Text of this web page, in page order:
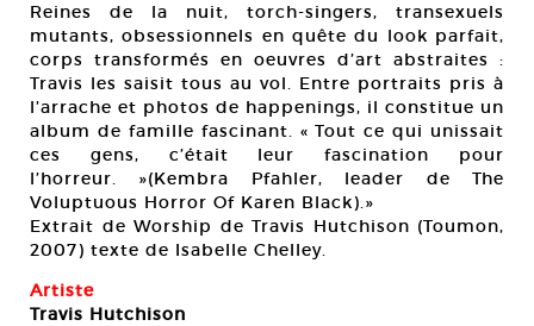
Reines de la nuit, torch-singers, transexuels
mutants, obsessionnels en quête du look parfait,
corps transformés en oeuvres d’art abstraites :
Travis les saisit tous au vol. Entre portraits pris à
l’arrache et photos de happenings, il constitue un
album de famille fascinant. « Tout ce qui unissait
ces gens, c’était leur fascination pour
l’horreur. »(Kembra Pfahler, leader de The
Voluptuous Horror Of Karen Black).»
Extrait de Worship de Travis Hutchison (Toumon,
2007) texte de Isabelle Chelley.
Artiste
Travis Hutchison